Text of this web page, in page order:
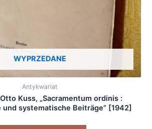
WYPRZEDANE
Antykwariat
Kuss, „Sacramentum ordinis :
systematische Beiträge” [1942]